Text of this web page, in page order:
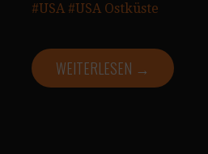
#USA #USA Ostküste
WEITERLESEN →